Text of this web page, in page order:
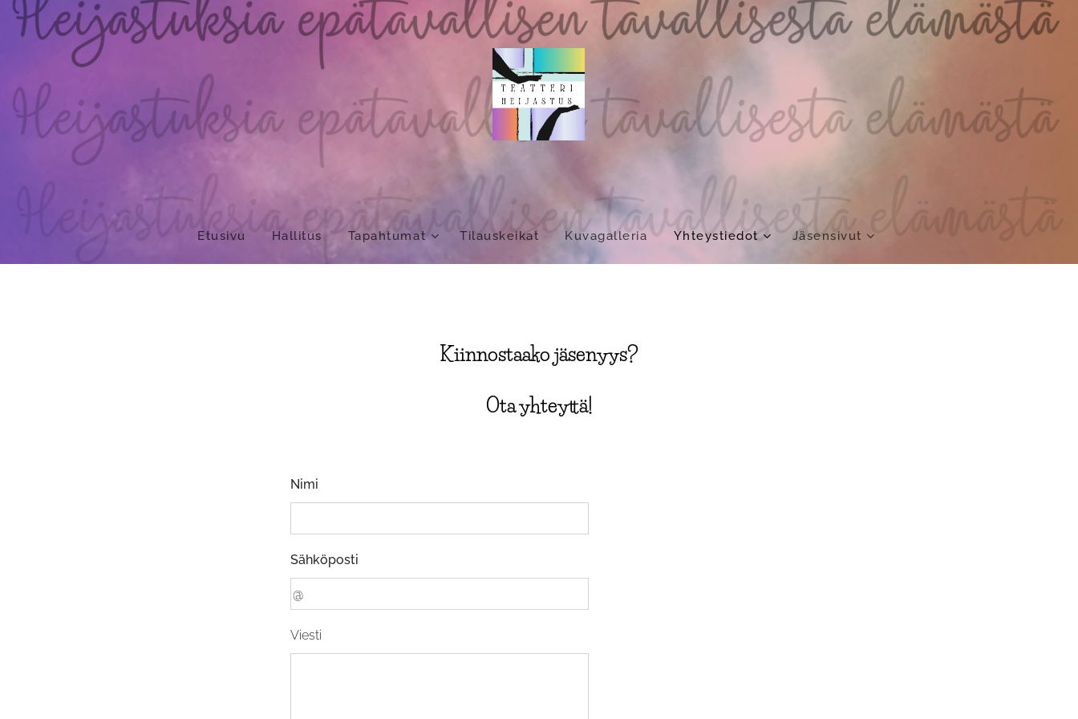
Etusivu Hallitus Tapahtumat Tilauskeikat Kuvagalleria Yhteystiedot Jäsensivut
Kiinnostaako jäsenyys?
Ota yhteyttä!
Nimi
Sähköposti
Viesti